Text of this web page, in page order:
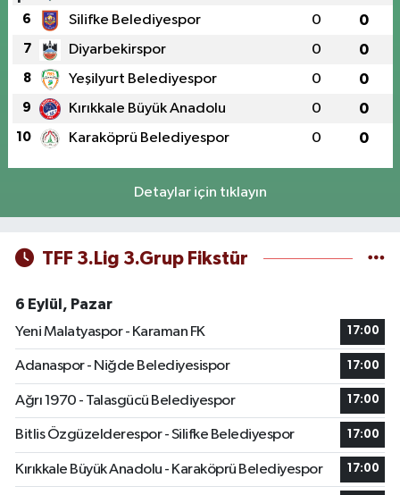
6 Silifke Belediyespor 0 0
7 Diyarbekirspor 0 0
8 Yeşilyurt Belediyespor 0 0
9 Kırıkkale Büyük Anadolu 0 0
10 Karaköprü Belediyespor 0 0
Detaylar için tıklayın
TFF 3.Lig 3.Grup Fikstür
6 Eylül, Pazar
Yeni Malatyaspor - Karaman FK
17:00
Adanaspor - Niğde Belediyesispor 17:00
Ağrı 1970 - Talasgücü Belediyespor 17:00
Bitlis Özgüzelderespor - Silifke Belediyespor 17:00
Kırıkkale Büyük Anadolu - Karaköprü Belediyespor 17:00